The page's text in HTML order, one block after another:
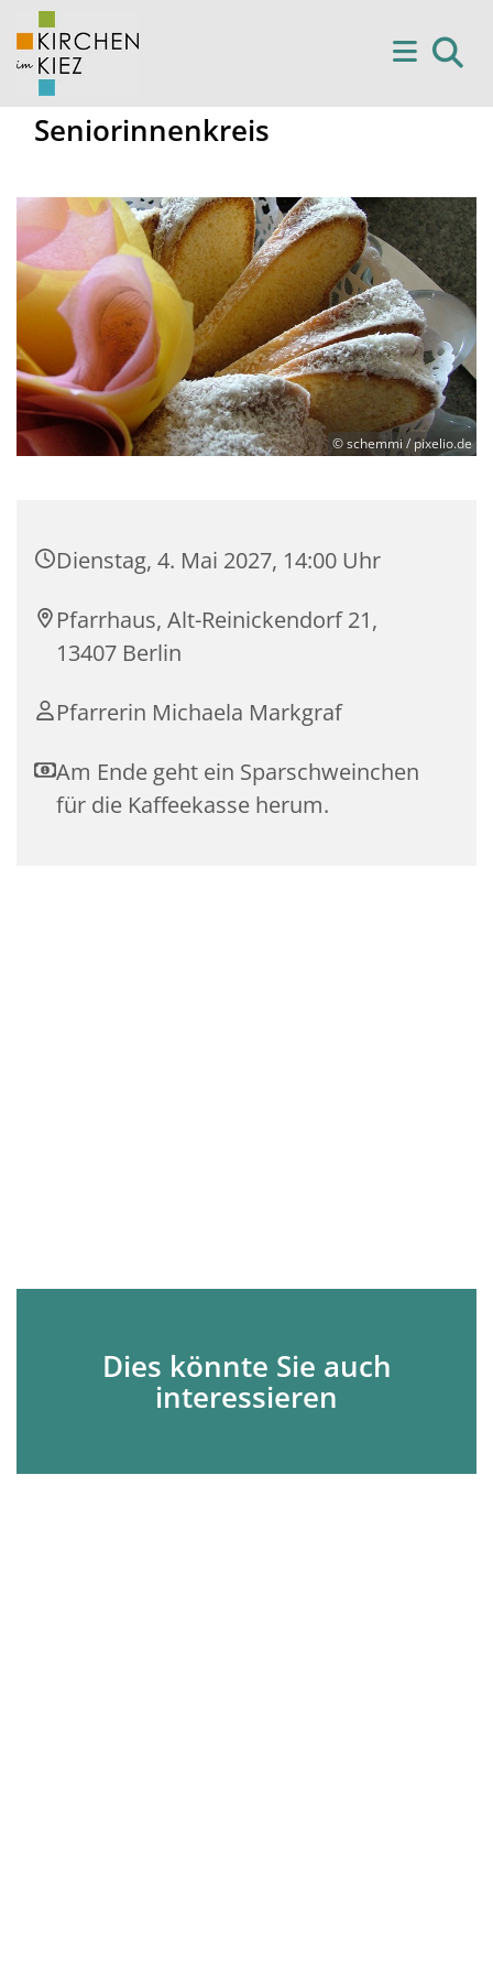
Seniorinnenkreis
© schemmi / pixelio.de
Dienstag, 4. Mai 2027, 14:00 Uhr
Pfarrhaus, Alt-Reinickendorf 21,
13407 Berlin
Pfarrerin Michaela Markgraf
Am Ende geht ein Sparschweinchen
für die Kaffeekasse herum.
Dies könnte Sie auch
interessieren